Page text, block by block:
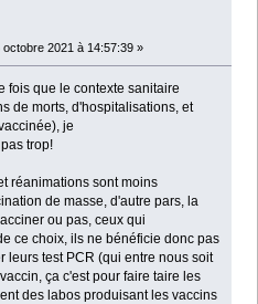
octobre 2021 à 14:57:39 »
fois que le contexte sanitaire
de morts, d'hospitalisations, et
je
trop!
réanimations sont moins
de masse, d'autre pars, la
ou pas, ceux qui
ce choix, ils ne bénéficie donc pas
leurs test PCR (qui entre nous soit
ça c'est pour faire taire les
des labos produisant les vaccins